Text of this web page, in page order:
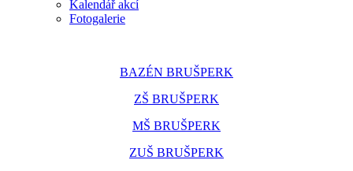
Kalendář akcí
Fotogalerie
BAZÉN BRUŠPERK
ZŠ BRUŠPERK
MŠ BRUŠPERK
ZUŠ BRUŠPERK